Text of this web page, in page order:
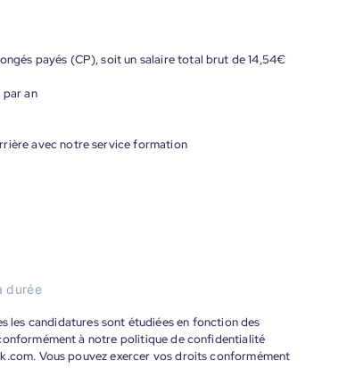
payés (CP), soit un salaire total brut de 14,54€
par an
avec notre service formation
durée
les candidatures sont étudiées en fonction des
à notre politique de confidentialité
Vous pouvez exercer vos droits conformément